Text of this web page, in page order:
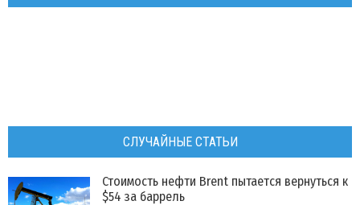
СЛУЧАЙНЫЕ СТАТЬИ
Стоимость нефти Brent пытается вернуться к
$54 за баррель